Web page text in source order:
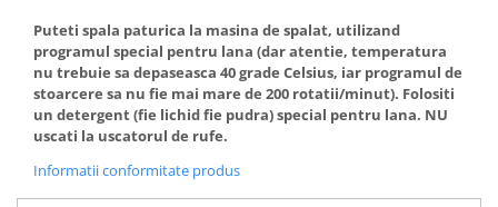
Puteti spala paturica la masina de spalat, utilizand
programul special pentru lana (dar atentie, temperatura
nu trebuie sa depaseasca 40 grade Celsius, iar programul de
stoarcere sa nu fie mai mare de 200 rotatii/minut). Folositi
un detergent (fie lichid fie pudra) special pentru lana. NU
uscati la uscatorul de rufe.
Informatii conformitate produs